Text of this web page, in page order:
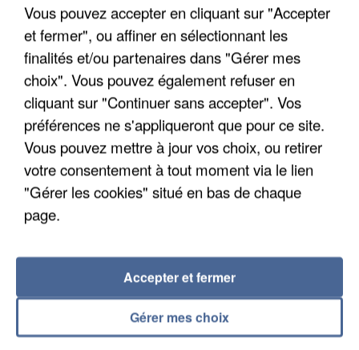
APRÈS TOUTES CES CANICULES, LES REFUGES
DE FAUNE SAUVAGE SONT...
Vous pouvez accepter en cliquant sur "Accepter
et fermer", ou affiner en sélectionnant les
finalités et/ou partenaires dans "Gérer mes
choix". Vous pouvez également refuser en
cliquant sur "Continuer sans accepter". Vos
préférences ne s'appliqueront que pour ce site.
Vous pouvez mettre à jour vos choix, ou retirer
votre consentement à tout moment via le lien
"Gérer les cookies" situé en bas de chaque
page.
Gérer mes choix
Accepter et fermer